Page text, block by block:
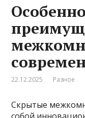
22.12.2025 Разное
Скрытые
собой